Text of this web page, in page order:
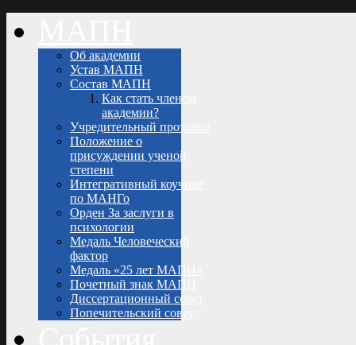
Об академии
Устав МАПН
Состав МАПН
Как стать членом
академии?
Учредительный протокол
Положение о
присуждении ученой
степени
Интегративный коучинг
по МАНГо
Орден За заслуги в
психологии
Медаль Человеческий
фактор
Медаль «25 лет МАПН»
Почетный знак МАПН
Диссертационный совет
Попечительский совет